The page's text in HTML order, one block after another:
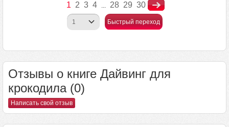
1 2 3 4 ... 28 29 30
Быстрый переход
Отзывы о книге Дайвинг для
крокодила (0)
Написать свой отзыв